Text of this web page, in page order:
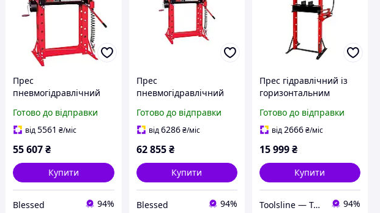
Прес
пневмогідравлічний
манометром (32773)
Готово до відправки
від5561 ₴/міс
55 607₴
Купити
Blessed 94%
Прес
пневмогідравлічний
манометром (32774)
Готово до відправки
від6286 ₴/міс
62 855 ₴
Купити
Blessed 94%
Прес гідравлічний із
горизонтальним
манометром Profline
97370
Готово до відправки
від2666₴/міс
15 999₴
Купити
Toolsline — Твоя лінія інструменту 94%